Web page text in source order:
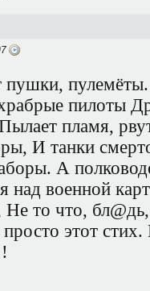
пушки,
пилоты
пламя,
И танки
А
над военной
Не то что,
просто этот